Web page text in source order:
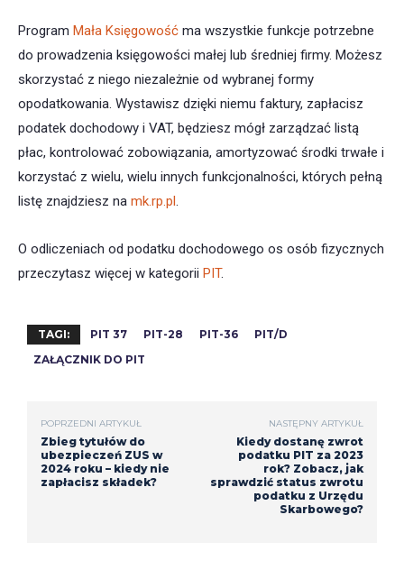
Program Mała Księgowość ma wszystkie funkcje potrzebne
do prowadzenia księgowości małej lub średniej firmy. Możesz
skorzystać z niego niezależnie od wybranej formy
opodatkowania. Wystawisz dzięki niemu faktury, zapłacisz
podatek dochodowy i VAT, będziesz mógł zarządzać listą
płac, kontrolować zobowiązania, amortyzować środki trwałe i
korzystać z wielu, wielu innych funkcjonalności, których pełną
listę znajdziesz na mk.rp.pl .
O odliczeniach od podatku dochodowego os osób fizycznych
przeczytasz więcej w kategorii PIT.
TAGI: PIT 37 PIT-28 PIT-36
PIT/D
ZAŁĄCZNIK DO PIT
POPRZEDNI ARTYKUŁ
Zbieg tytułów do
ubezpieczeń ZUS w
2024 roku – kiedy nie
zapłacisz składek?
NASTĘPNY ARTYKUŁ
Kiedy dostanę zwrot
podatku PIT za 2023
rok? Zobacz, jak
sprawdzić status zwrotu
podatku z Urzędu
Skarbowego?